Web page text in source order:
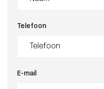
Telefoon
E-mail